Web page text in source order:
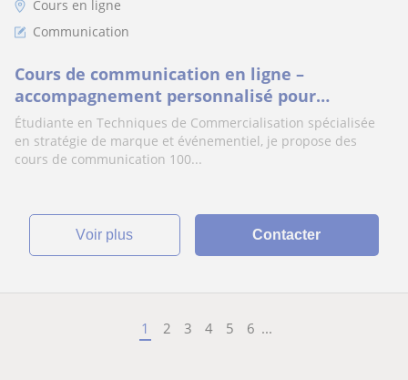
Cours en ligne
Communication
Cours de communication en ligne –
accompagnement personnalisé pour
progresser rapidement
Étudiante en Techniques de Commercialisation spécialisée
en stratégie de marque et événementiel, je propose des
cours de communication 100...
voir plus Contacter
1 2 3 4 5 6 ...